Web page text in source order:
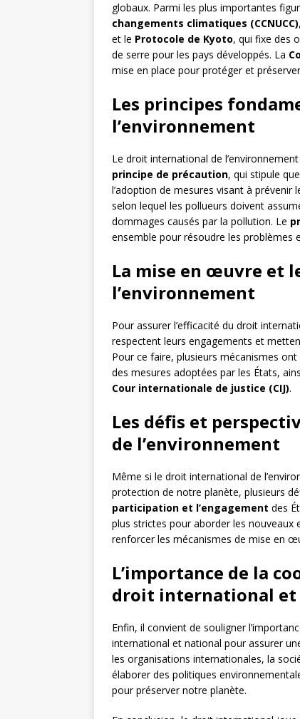
globaux. Parmi les plus importantes
changements climatiques (CCNUCC)
et le Protocole de Kyoto, qui fixe des
de serre pour les pays développés. La
mise en place pour protéger et
Les principes
l’environnement
Le droit international de
principe de précaution, qui stipule
l’adoption de mesures visant à prévenir
selon lequel les pollueurs doivent
dommages causés par la pollution. Le
ensemble pour résoudre les problèmes
La mise en œuvre et
l’environnement
Pour assurer l’efficacité du droit
respectent leurs engagements et
Pour ce faire, plusieurs mécanismes
des mesures adoptées par les États,
Cour internationale de justice (CIJ).
Les défis et
de l’environnement
Même si le droit international de
protection de notre planète, plusieurs
participation et l’engagement des
plus strictes pour aborder les nouveaux
renforcer les mécanismes de mise en
L’importance de la
droit international et
Enfin, il convient de souligner
international et national pour assurer
les organisations internationales, la
élaborer des politiques
pour préserver notre planète.